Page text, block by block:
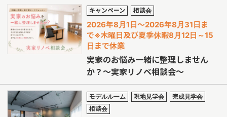
キャンペーン 相談会
2026年8月1日～2026年8月31日ま
で※木曜日及び夏季休暇8月12日～15
日まで休業
実家のお悩み一緒に整理しません
か？～実家リノベ相談会～
モデルルーム 現地見学会
完成見学会
相談会